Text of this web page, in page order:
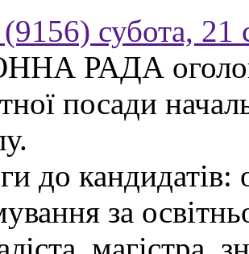
субота, 21
РАДА
посади
до кандидатів:
за